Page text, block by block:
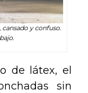
y confuso.
de látex, el
sin